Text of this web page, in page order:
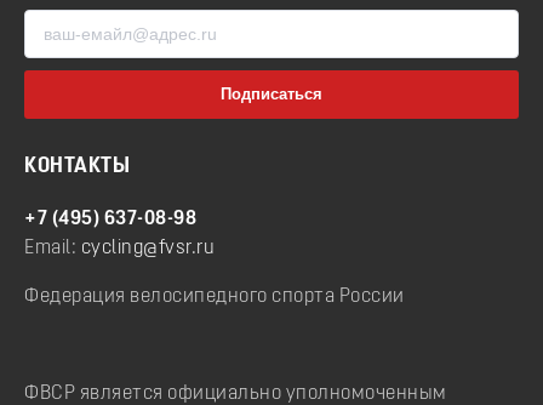
КОНТАКТЫ
+7 (495) 637-08-98
Email: cycling@fvsr.ru
Федерация велосипедного спорта России
ФВСР является официально уполномоченным